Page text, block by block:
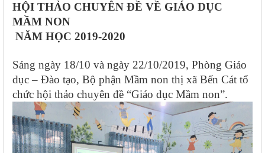
HỘI THẢO CHUYÊN ĐỀ VỀ GIÁO DỤC
MẦM NON
NĂM HỌC 2019-2020
Sáng ngày 18/10 và ngày 22/10/2019, Phòng Giáo
dục – Đào tạo, Bộ phận Mầm non thị xã Bến Cát tổ
chức hội thảo chuyên đề “Giáo dục Mầm non”.